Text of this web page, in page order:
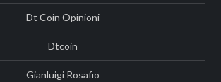
Dt Coin Opinioni
Dtcoin
Gianluigi Rosafio